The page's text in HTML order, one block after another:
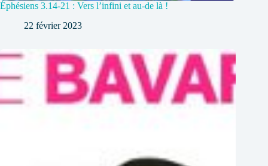
Éphésiens 3.14-21 : Vers l’infini et au-de là !
22 février 2023